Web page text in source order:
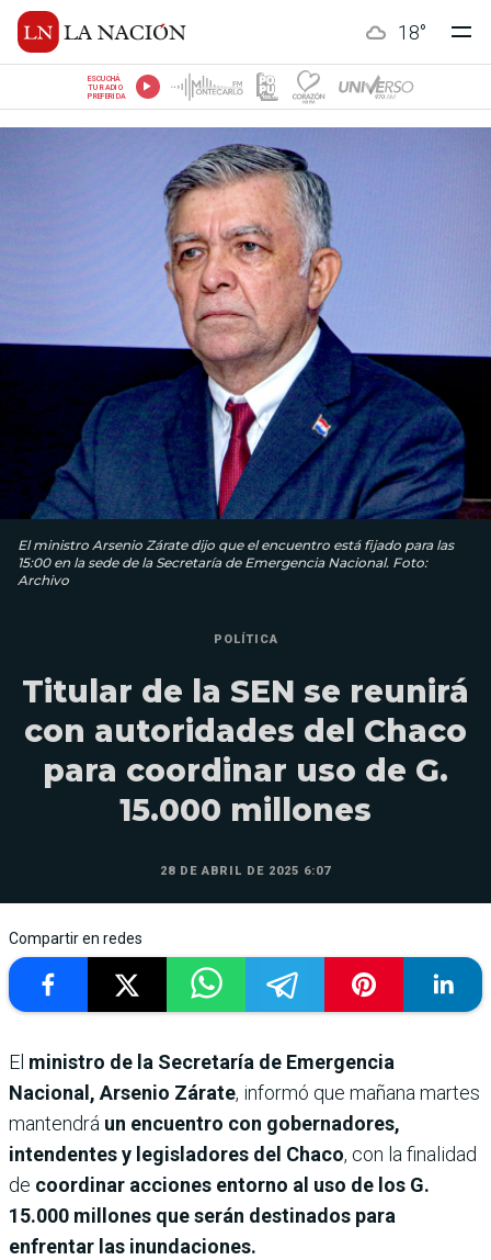
18°
ESCUCHÁ
TU RADIO
PREFERIDA
El ministro Arsenio Zárate dijo que el encuentro está fijado para las
15:00 en la sede de la Secretaría de Emergencia Nacional. Foto:
Archivo
POLÍTICA
Titular de la SEN se reunirá
con autoridades del Chaco
para coordinar uso de G.
15.000 millones
28 DE ABRIL DE 2025 6:07
Compartir en redes
El ministro de la Secretaría de Emergencia
Nacional, Arsenio Zárate, informó que mañana martes
mantendrá un encuentro con gobernadores,
intendentes y legisladores del Chaco, con la finalidad
de coordinar acciones entorno al uso de los G.
15.000 millones que serán destinados para
enfrentar las inundaciones.